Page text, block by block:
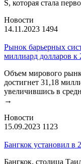
S, которая стала
Новости
14.11.2023 1494
Рынок барьерных
миллиард долларов к
Объем мирового
достигнет 31,18
увеличившись в
→
Новости
15.09.2023 1123
Бангкок установил в
Бангкок, столица